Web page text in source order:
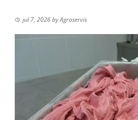
jul 7, 2026byAgroservis